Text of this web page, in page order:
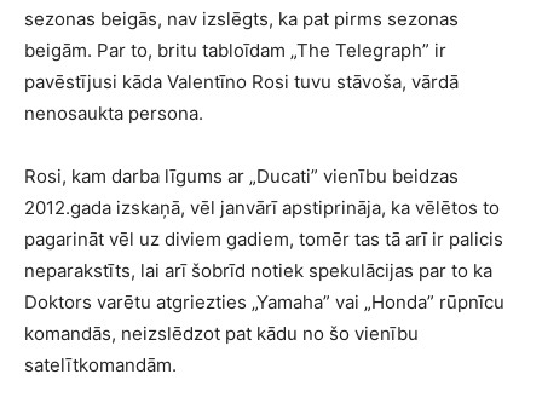
sezonas beigās, nav izslēgts, ka pat pirms sezonas
beigām. Par to, britu tabloīdam „The Telegraph” ir
pavēstījusi kāda Valentīno Rosi tuvu stāvoša, vārdā
nenosaukta persona.
Rosi, kam darba līgums ar „Ducati” vienību beidzas
2012.gada izskaņā, vēl janvārī apstiprināja, ka vēlētos to
pagarināt vēl uz diviem gadiem, tomēr tas tā arī ir palicis
neparakstīts, lai arī šobrīd notiek spekulācijas par to ka
Doktors varētu atgriezties „Yamaha” vai „Honda” rūpnīcu
komandās, neizslēdzot pat kādu no šo vienību
satelītkomandām.